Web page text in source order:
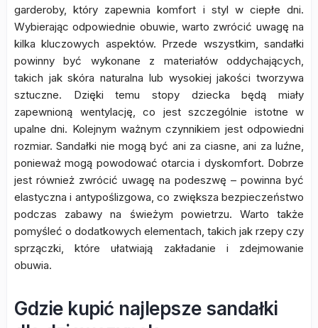
garderoby, który zapewnia komfort i styl w ciepłe dni.
Wybierając odpowiednie obuwie, warto zwrócić uwagę na
kilka kluczowych aspektów. Przede wszystkim, sandałki
powinny być wykonane z materiałów oddychających,
takich jak skóra naturalna lub wysokiej jakości tworzywa
sztuczne. Dzięki temu stopy dziecka będą miały
zapewnioną wentylację, co jest szczególnie istotne w
upalne dni. Kolejnym ważnym czynnikiem jest odpowiedni
rozmiar. Sandałki nie mogą być ani za ciasne, ani za luźne,
ponieważ mogą powodować otarcia i dyskomfort. Dobrze
jest również zwrócić uwagę na podeszwę – powinna być
elastyczna i antypoślizgowa, co zwiększa bezpieczeństwo
podczas zabawy na świeżym powietrzu. Warto także
pomyśleć o dodatkowych elementach, takich jak rzepy czy
sprzączki, które ułatwiają zakładanie i zdejmowanie
obuwia.
Gdzie kupić najlepsze sandałki